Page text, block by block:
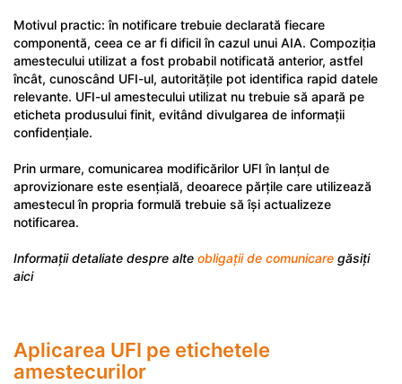
Motivul practic: în notificare trebuie declarată fiecare
componentă, ceea ce ar fi dificil în cazul unui AIA. Compoziția
amestecului utilizat a fost probabil notificată anterior, astfel
încât, cunoscând UFI-ul, autoritățile pot identifica rapid datele
relevante. UFI-ul amestecului utilizat nu trebuie să apară pe
eticheta produsului finit, evitând divulgarea de informații
confidențiale.
Prin urmare, comunicarea modificărilor UFI în lanțul de
aprovizionare este esențială, deoarece părțile care utilizează
amestecul în propria formulă trebuie să își actualizeze
notificarea.
Informații detaliate despre alte obligații de comunicare găsiți
aici
Aplicarea UFI pe etichetele
amestecurilor